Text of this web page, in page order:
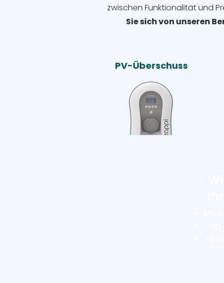
zwischen Funktionalität und
Sie sich von unseren
PV-Überschuss